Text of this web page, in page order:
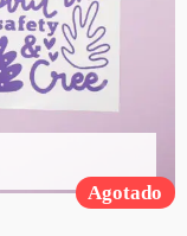
Agotado